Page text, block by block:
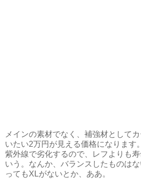
メインの素材でなく、補強材として
いたい2万円が見える価格になります
紫外線で劣化するので、レフよりも
いう。なんか、バランスしたものは
ってもXLがないとか、ああ。